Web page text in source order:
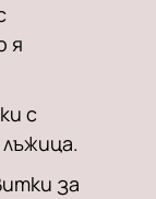
я
с
за